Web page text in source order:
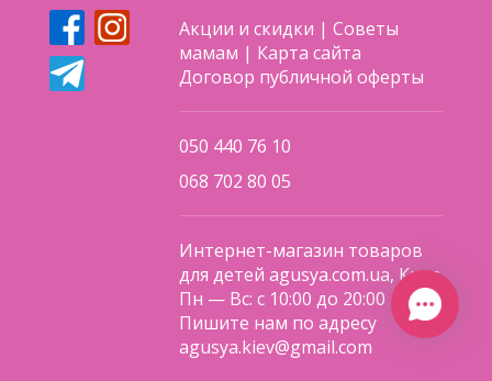
Акции и скидки |Советы
мамам | Карта сайта
Договор публичной оферты
050 440 76 10
068 702 80 05
Интернет-магазин товаров
для детей agusya.com.ua, Киев
Пн — Вс: с 10:00 до 20:00
Пишите нам по адресу
agusya.kiev@gmail.com